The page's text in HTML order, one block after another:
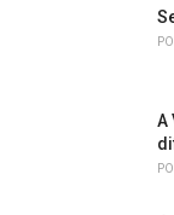
A